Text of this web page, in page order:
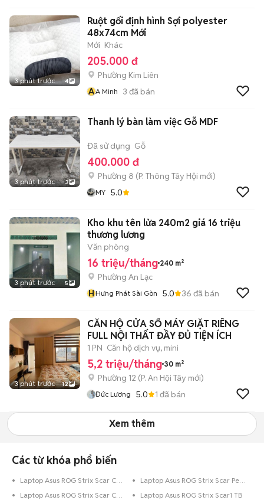
3 phút trước 4
Ruột gối định hình Sợi polyester
48x74cm Mới
Mới Khác
205.000 đ
Phường Kim Liên
AA Minh 3 đã bán
3 phút trước 3
Thanh lý bàn làm việc Gỗ MDF
Đã sử dụng Gỗ
400.000 đ
Phường 8 (P. Thông Tây Hội mới)
MY 5.0
3 phút trước 5
Kho khu tên lửa 240m2 giá 16 triệu
thương lương
Văn phòng
16 triệu/tháng 240 m²
Phường An Lạc
HHưng Phát Sài Gòn 5.0 36 đã bán
3 phút trước 12
CĂN HỘ CỬA SỔ MÁY GIẶT RIÊNG
FULL NỘI THẤT ĐẦY ĐỦ TIỆN ÍCH
1 PN Căn hộ dịch vụ, mini
5,2 triệu/tháng 30 m²
Phường 12 (P. An Hội Tây mới)
Đức Lương 5.0 1 đã bán
Xem thêm
Các từ khóa phổ biến
Laptop Asus ROG Strix Scar Core i5 320 GB
Laptop Asus ROG Strix Scar Pentium 1 TB
Laptop Asus ROG Strix Scar Core i3 500 GB
Laptop Asus ROG Strix Scar1 TB